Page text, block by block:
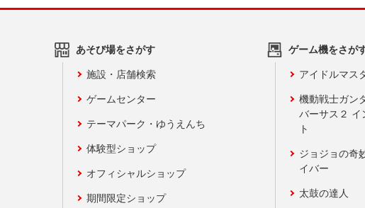
あそび場をさがす
施設・店舗検索
ゲームセンター
テーマパーク・ゆうえんち
体験型ショップ
オフィシャルショップ
期間限定ショップ
ゲーム機をさが
アイドルマス
機動戦士ガン
バーサス２ イ
ト
ジョジョの奇
イバー
太鼓の達人